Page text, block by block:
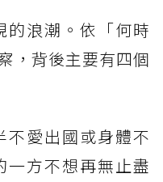
的浪潮。依「何時
，背後主要有四個
不愛出國或身體不
一方不想再無止盡